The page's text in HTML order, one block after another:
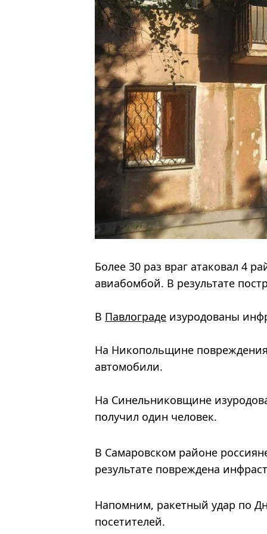
Более 30 раз враг атаковал 4
авиабомбой. В результате
В Павлограде изуродованы
На Никопольщине
автомобили.
На Синельниковщине
получил один человек.
В Самаровском районе
результате повреждена
Напомним, ракетный удар по
посетителей.